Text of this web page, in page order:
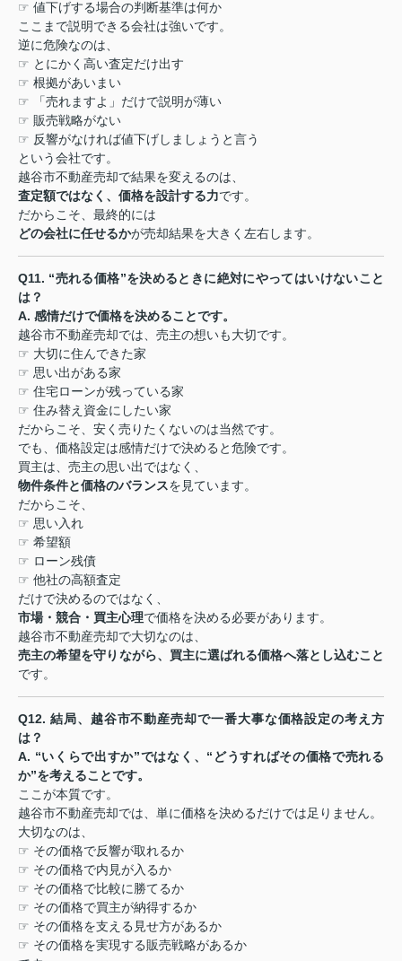
☞ 値下げする場合の判断基準は何か
ここまで説明できる会社は強いです。
逆に危険なのは、
☞ とにかく高い査定だけ出す
☞ 根拠があいまい
☞
「売れますよ」だけで説明が薄い
☞ 販売戦略がない
☞ 反響がなければ値下げしましょうと言う
という会社です。
越谷市不動産売却で結果を変えるのは、
査定額ではなく、価格を設計する力です。
だからこそ、最終的には
どの会社に任せるかが売却結果を大きく左右します。
Q11. “売れる価格”を決めるときに絶対にやってはいけないこと
は？
A. 感情だけで価格を決めることです。
越谷市不動産売却では、売主の想いも大切です。
☞ 大切に住んできた家
☞ 思い出がある家
☞ 住宅ローンが残っている家
☞ 住み替え資金にしたい家
だからこそ、安く売りたくないのは当然です。
でも、価格設定は感情だけで決めると危険です。
買主は、売主の思い出ではなく、
物件条件と価格のバランスを見ています。
だからこそ、
☞ 思い入れ
☞ 希望額
☞ ローン残債
☞ 他社の高額査定
だけで決めるのではなく、
市場・競合・買主心理で価格を決める必要があります。
越谷市不動産売却で大切なのは、
売主の希望を守りながら、買主に選ばれる価格へ落とし込むこと
です。
Q12. 結局、越谷市不動産売却で一番大事な価格設定の考え方
は？
A. “いくらで出すか”ではなく、 “ どうすればその価格で売れる
か”を考えることです。
ここが本質です。
越谷市不動産売却では、単に価格を決めるだけでは足りません。
大切なのは、
☞ その価格で反響が取れるか
☞ その価格で内見が入るか
☞ その価格で比較に勝てるか
☞ その価格で買主が納得するか
☞ その価格を支える見せ方があるか
☞ その価格を実現する販売戦略があるか